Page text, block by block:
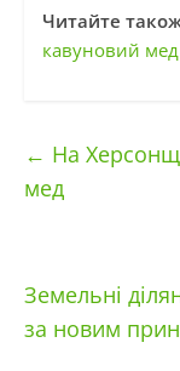
Читайте
кавуновий мед
← На
мед
Земельні
за новим